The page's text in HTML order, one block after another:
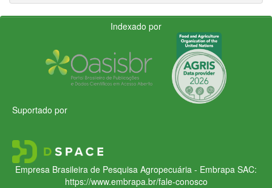
Indexado por
Suportado por
Empresa Brasileira de Pesquisa Agropecuária - Embrapa SAC:
https://www.embrapa.br/fale-conosco